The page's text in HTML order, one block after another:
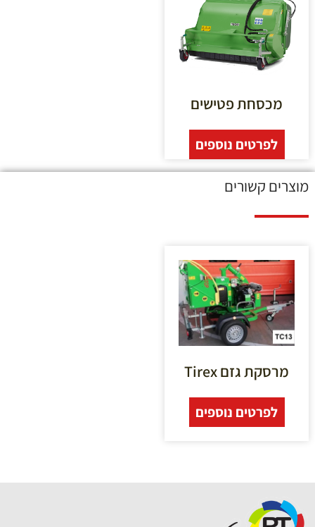
מכסחת פטישים
לפרטים נוספים
מוצרים קשורים
מרסקת גזם Tirex
לפרטים נוספים